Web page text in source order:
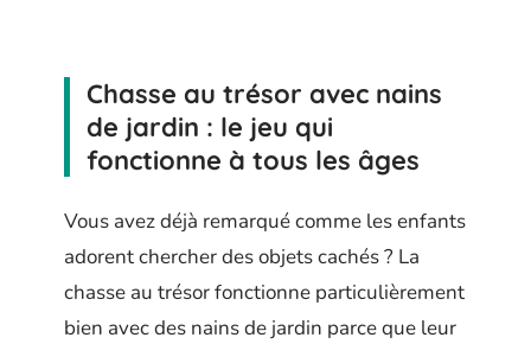
Chasse au trésor avec nains
de jardin : le jeu qui
fonctionne à tous les âges
Vous avez déjà remarqué comme les enfants
adorent chercher des objets cachés ? La
chasse au trésor fonctionne particulièrement
bien avec des nains de jardin parce que leur